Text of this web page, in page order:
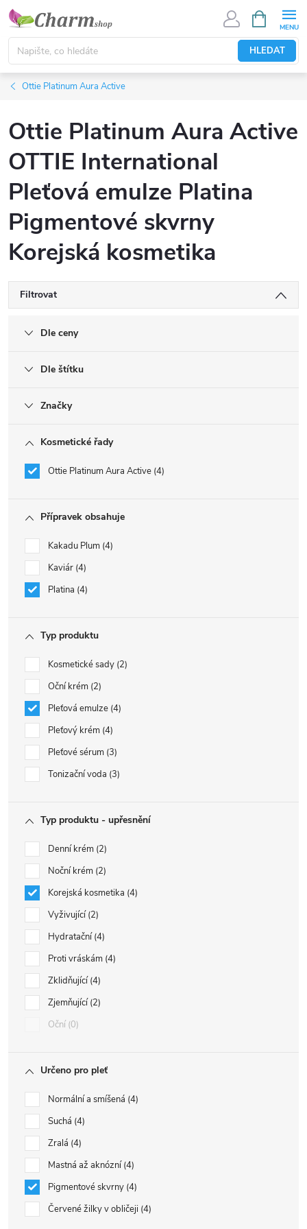
Přejít
obsah
HLEDAT
NÁKUPNÍ
KOŠÍK
Ottie Platinum Aura Active
Ottie Platinum Aura Active
OTTIE International
Pleťová emulze Platina
Pigmentové skvrny
Korejská kosmetika
Filtrovat
Dle ceny
Dle štítku
Značky
Kosmetické řady
Ottie Platinum Aura Active 4
Přípravek obsahuje
Kakadu Plum 4
Kaviár 4
Platina 4
Typ produktu
Kosmetické sady 2
Oční krém 2
Pleťová emulze 4
Pleťový krém 4
Pleťové sérum 3
Tonizační voda 3
Typ produktu - upřesnění
Denní krém 2
Noční krém 2
Korejská kosmetika 4
Vyživující 2
Hydratační 4
Proti vráskám 4
Zklidňující 4
Zjemňující 2
Oční 0
Určeno pro pleť
Normální a smíšená 4
Suchá 4
Zralá 4
Mastná až aknózní 4
Pigmentové skvrny 4
Červené žilky v obličeji 4